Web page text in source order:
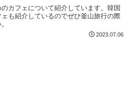
カフェについて紹介しています。韓国
も紹介しているのでぜひ釜山旅行の際
2023.07.06